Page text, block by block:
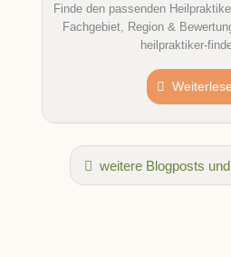
Finde den passenden
Fachgebiet, Region &
heilpraktiker-
weitere Blogposts